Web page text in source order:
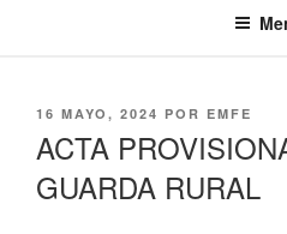
PUBLICADO
16 MAYO, 2024 POR EMFE
ACTA
GUARDA RURAL